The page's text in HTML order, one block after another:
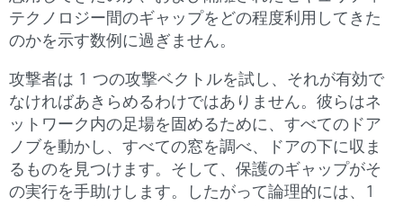
テクノロジー間のギャップをどの程度利用してきた
のかを示す数例に過ぎません。
攻撃者は 1 つの攻撃ベクトルを試し、それが有効で
なければあきらめるわけではありません。彼らはネ
ットワーク内の足場を固めるために、すべてのドア
ノブを動かし、すべての窓を調べ、ドアの下に収ま
るものを見つけます。そして、保護のギャップがそ
の実行を手助けします。したがって論理的には、1